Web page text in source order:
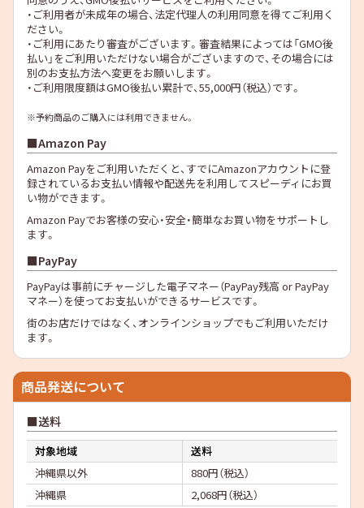
・ご利用者が未成年の場合、法定代理人の利用同意を得てご利用く
ださい。
・ご利用にあたり審査がございます。審査結果によっては「GMO後
払い」をご利用いただけない場合がございますので、その場合には
別のお支払方法へ変更をお願いします。
・ご利用限度額はGMO後払い累計で、55,000円（税込）です。
※予約商品のご購入には利用できません。
Amazon Pay
Amazon Payをご利用いただくと、すでにAmazonアカウントに登
録されているお支払い情報や配送先を利用してスピーディにお買
い物ができます。
Amazon Payでお客様の安心・安全・簡単なお買い物をサポートし
ます。
PayPay
PayPayは事前にチャージした電子マネー（PayPay残高 or PayPay
マネー）を使ってお支払いができるサービスです。
街のお店だけではなく、オンラインショップでもご利用いただけ
ます。
商品発送について
送料
対象地域
送料
沖縄県以外
880円（税込）
沖縄県
2,068円（税込）